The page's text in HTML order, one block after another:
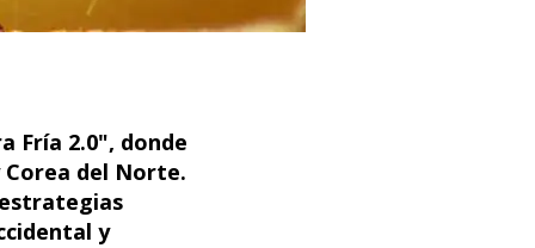
Fría 2.0", donde
del Norte.
y